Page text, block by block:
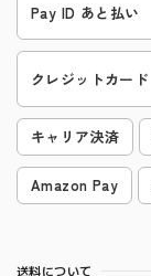
Pay ID あと払い
クレジットカード
キャリア決済
Amazon Pay
送料について